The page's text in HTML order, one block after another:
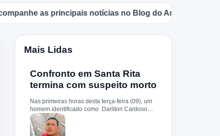
principais notícias no Blog do Antonio Carlos.
Mais Lidas
Confronto em Santa Rita
termina com suspeito morto
Nas primeiras horas desta terça-feira (09), um
homem identificado como Darliton Cardoso
Pereira morreu após confronto com a Polícia
Militar no povoado Timbotiba, zona rural de
Santa Rita. De acordo com a PM, os policiais